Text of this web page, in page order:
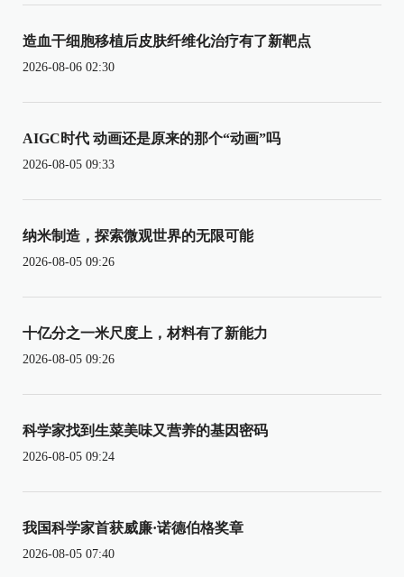
造血干细胞移植后皮肤纤维化治疗有了新靶点
2026-08-06 02:30
AIGC时代 动画还是原来的那个“动画”吗
2026-08-05 09:33
纳米制造，探索微观世界的无限可能
2026-08-05 09:26
十亿分之一米尺度上，材料有了新能力
2026-08-05 09:26
科学家找到生菜美味又营养的基因密码
2026-08-05 09:24
我国科学家首获威廉·诺德伯格奖章
2026-08-05 07:40